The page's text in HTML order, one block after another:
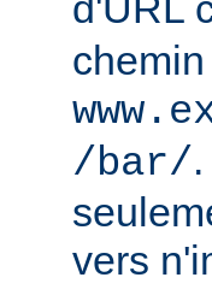
/bar/
vers